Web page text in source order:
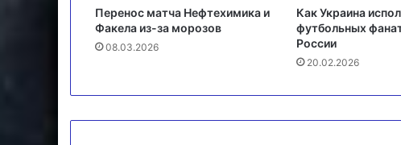
Перенос матча Нефтехимика и
Факела из-за морозов
08.03.2026
Как Украина
футбольных
России
20.02.2026